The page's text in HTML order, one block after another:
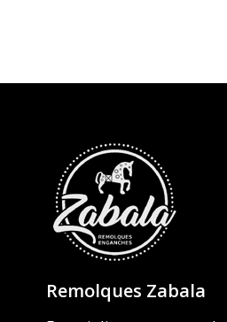
hasta
Remolques Zabala